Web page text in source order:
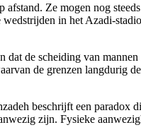
Ze mogen nog
in het Azadi-
de scheiding van
de grenzen langdurig
beschrijft een
zijn. Fysieke